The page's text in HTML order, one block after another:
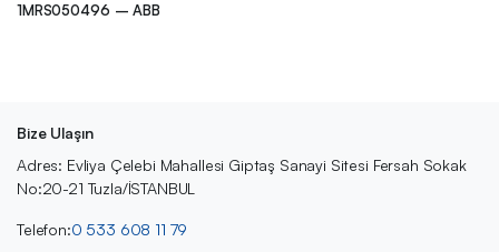
1MRS050496 – ABB
Bize Ulaşın
Adres: Evliya Çelebi Mahallesi Giptaş Sanayi Sitesi Fersah Sokak
No:20-21 Tuzla/İSTANBUL
Telefon:0 533 608 11 79